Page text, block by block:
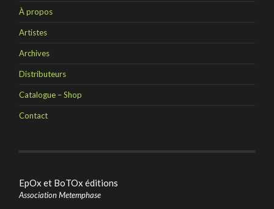
À propos
Artistes
Archives
Distributeurs
Catalogue – Shop
Contact
EpOx et BoTOx éditions
Association Metemphase